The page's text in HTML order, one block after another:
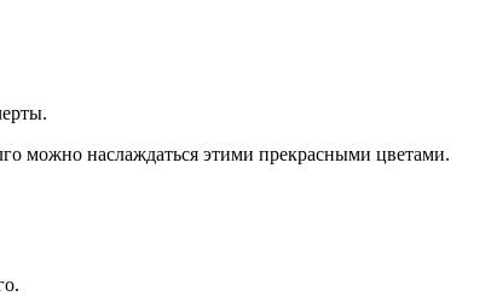
можно наслаждаться этими прекрасными цветами.